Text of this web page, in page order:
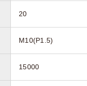
20
M10(P1.5)
15000